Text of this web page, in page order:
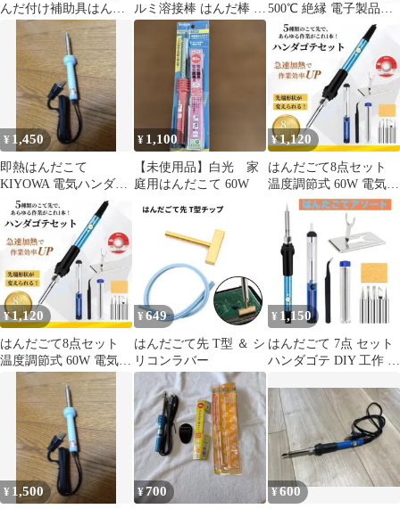
んだ付け補助具はんだ
マット付き 5本クリッ
プ付きのフレキシブル
アームと耐熱シリコン
製のはんだマットベー
スを備えたはんだ付け
ツールキット クリップ
付き 組み立て 修理 モ
デリング 趣味 手工芸
ジュエリー制作に使用
6ea4597f
ルミ溶接棒 はんだ棒 は
んだ付け 補修 3本セッ
ト 低融点 銅 鉄 ステン
レス 修理 穴埋め 水漏
れ DIY 工具
500℃ 絶縁 電子製品修
理 作業マット シリコン
修理用マット ハンダマ
ット 耐熱性 作業シート
パーツ保管スペースあ
りym 3f6ebdb8
¥ 1,450
即熱はんだこて
KIYOWA 電気ハンダご
て 30W 約330℃〜360℃
本体
¥ 1,100
【未使用品】白光 家
庭用はんだこて 60W
¥1,120
はんだごて8点セット
温度調節式 60W 電気ハ
ンダゴテ 半田ごて 修理
¥1,120
はんだごて8点セット
温度調節式 60W 電気ハ
ンダゴテ 半田ごて 修理
¥649
はんだごて先 T型 ＆ シ
リコンラバー
¥ 1,150
はんだごて 7点 セット
ハンダゴテ DIY 工作 溶
¥ 1,500 ¥700 ¥600